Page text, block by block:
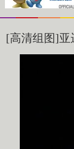
[高清组图]亚